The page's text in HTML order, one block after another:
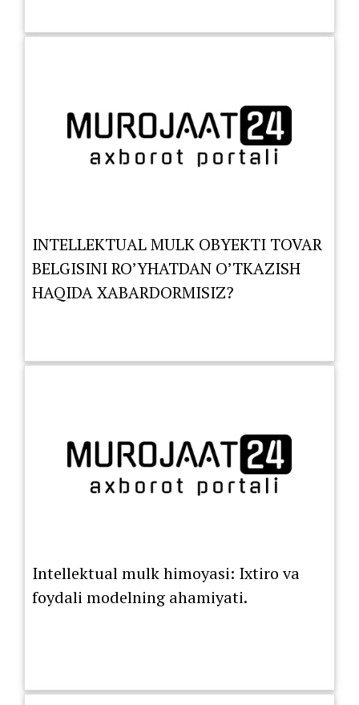
INTELLEKTUAL MULK OBYEKTI TOVAR
BELGISINI RO’YHATDAN O’TKAZISH
HAQIDA XABARDORMISIZ?
Intellektual mulk himoyasi: Ixtiro va
foydali modelning ahamiyati.